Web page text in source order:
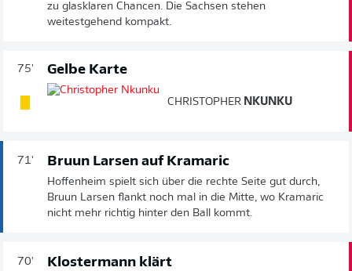
zu glasklaren Chancen. Die Sachsen stehen
weitestgehend kompakt.
75' Gelbe Karte
CHRISTOPHER NKUNKU
71' Bruun Larsen auf Kramaric
Hoffenheim spielt sich über die rechte Seite gut durch,
Bruun Larsen flankt noch mal in die Mitte, wo Kramaric
nicht mehr richtig hinter den Ball kommt.
70' Klostermann klärt